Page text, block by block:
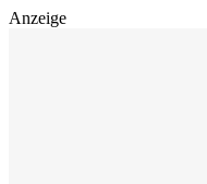
Anzeige